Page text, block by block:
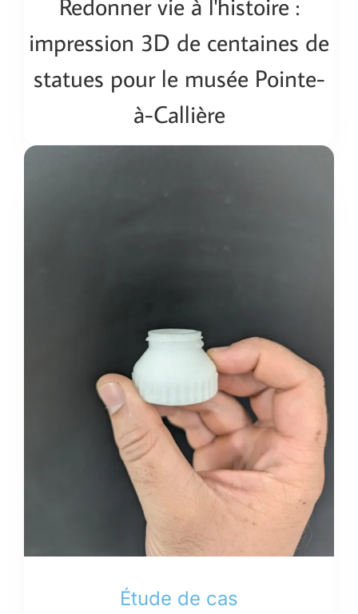
impression 3D de centaines de
statues pour le musée Pointe-
à-Callière
Étude de cas